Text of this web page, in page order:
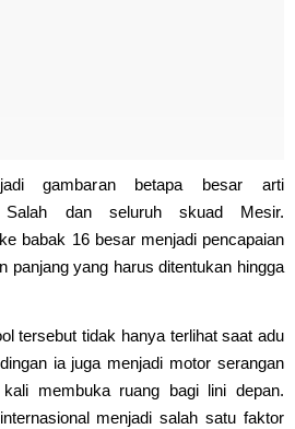
gambaran betapa besar arti
dan seluruh skuad Mesir.
babak 16 besar menjadi pencapaian
panjang yang harus ditentukan hingga
tersebut tidak hanya terlihat saat adu
ia juga menjadi motor serangan
membuka ruang bagi lini depan.
menjadi salah satu faktor